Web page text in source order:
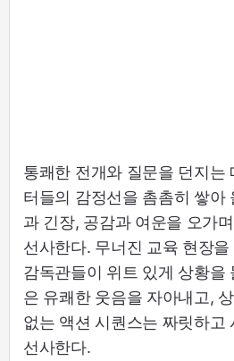
통쾌한 전개와 질문을 던지는
터들의 감정선을 촘촘히 쌓아
과 긴장, 공감과 여운을 오가
선사한다. 무너진 교육 현장
감독관들이 위트 있게 상황을
은 유쾌한 웃음을 자아내고,
없는 액션 시퀀스는 짜릿하고
선사한다.